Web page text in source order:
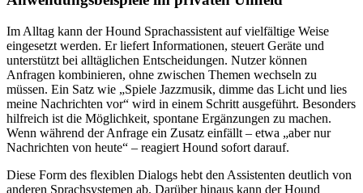
Im Alltag kann der Hound Sprachassistent auf vielfältige Weise
eingesetzt werden. Er liefert Informationen, steuert Geräte und
unterstützt bei alltäglichen Entscheidungen. Nutzer können
Anfragen kombinieren, ohne zwischen Themen wechseln zu
müssen. Ein Satz wie „Spiele Jazzmusik, dimme das Licht und lies
meine Nachrichten vor“ wird in einem Schritt ausgeführt. Besonders
hilfreich ist die Möglichkeit, spontane Ergänzungen zu machen.
Wenn während der Anfrage ein Zusatz einfällt – etwa „aber nur
Nachrichten von heute“ – reagiert Hound sofort darauf.
Diese Form des flexiblen Dialogs hebt den Assistenten deutlich von
anderen Sprachsystemen ab. Darüber hinaus kann der Hound